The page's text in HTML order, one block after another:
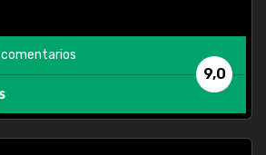
9,0
comentarios